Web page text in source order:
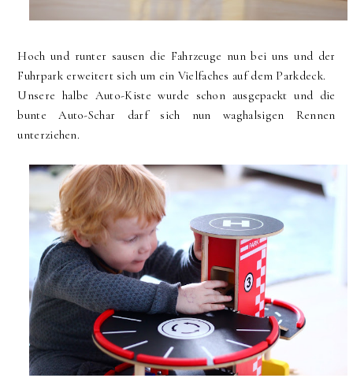
Hoch und runter sausen die Fahrzeuge nun bei uns und der
Fuhrpark erweitert sich um ein Vielfaches auf dem Parkdeck.
Unsere halbe Auto-Kiste wurde schon ausgepackt und die
bunte Auto-Schar darf sich nun waghalsigen Rennen
unterziehen.